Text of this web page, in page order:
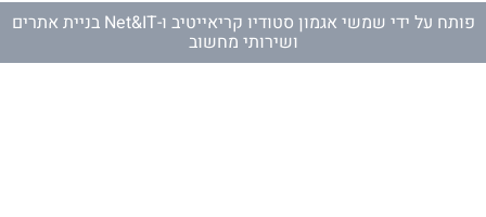
פותח על ידי שמשי אגמון סטודיו קריאייטיב ו- Net&IT בניית אתרים
ושירותי מחשוב